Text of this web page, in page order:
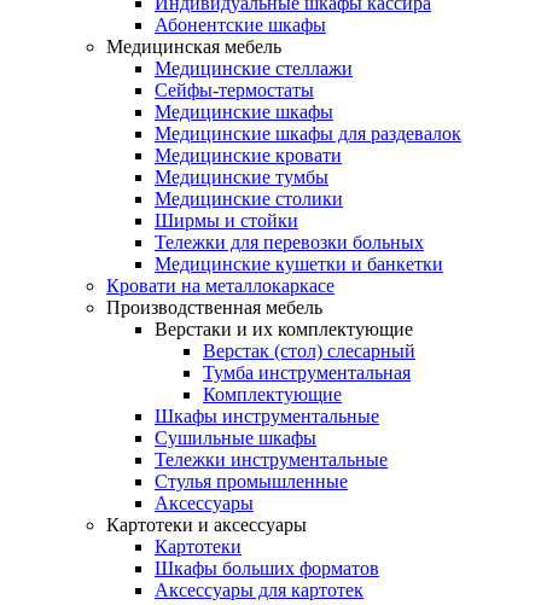
Абонентские шкафы
Медицинская мебель
Медицинские стеллажи
Сейфы-термостаты
Медицинские шкафы
Медицинские шкафы для раздевалок
Медицинские кровати
Медицинские тумбы
Медицинские столики
Ширмы и стойки
Тележки для перевозки больных
Медицинские кушетки и банкетки
Кровати на металлокаркасе
Производственная мебель
Верстаки и их комплектующие
Верстак (стол) слесарный
Тумба инструментальная
Комплектующие
Шкафы инструментальные
Сушильные шкафы
Тележки инструментальные
Стулья промышленные
Аксессуары
Картотеки и аксессуары
Картотеки
Шкафы больших форматов
Аксессуары для картотек